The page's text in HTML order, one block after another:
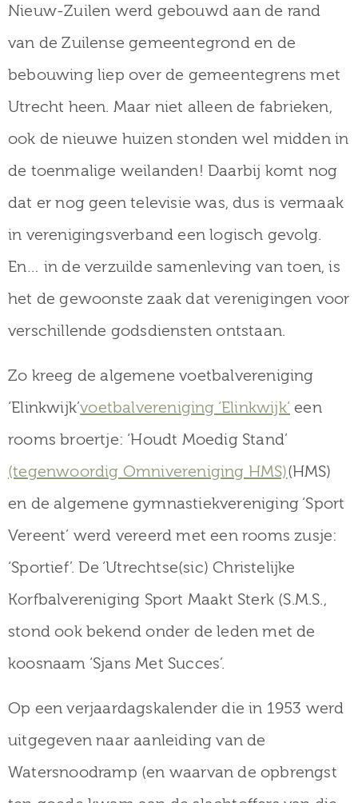
Nieuw-Zuilen werd gebouwd aan de rand
van de Zuilense gemeentegrond en de
bebouwing liep over de gemeentegrens met
Utrecht heen. Maar niet alleen de fabrieken,
ook de nieuwe huizen stonden wel midden in
de toenmalige weilanden! Daarbij komt nog
dat er nog geen televisie was, dus is vermaak
in verenigingsverband een logisch gevolg.
En… in de verzuilde samenleving van toen, is
het de gewoonste zaak dat verenigingen voor
verschillende godsdiensten ontstaan.
Zo kreeg de algemene voetbalvereniging
‘Elinkwijk’voetbalvereniging ‘Elinkwijk’ een
rooms broertje: ‘Houdt Moedig Stand’
(tegenwoordig Omnivereniging HMS)(HMS)
en de algemene gymnastiekvereniging ‘Sport
Vereent’ werd vereerd met een rooms zusje:
‘Sportief’. De ‘Utrechtse(sic) Christelijke
Korfbalvereniging Sport Maakt Sterk (S.M.S.,
stond ook bekend onder de leden met de
koosnaam ‘Sjans Met Succes’.
Op een verjaardagskalender die in 1953 werd
uitgegeven naar aanleiding van de
Watersnoodramp (en waarvan de opbrengst